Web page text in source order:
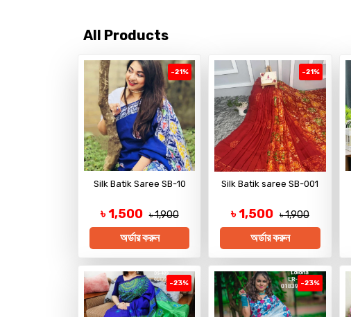
All Products
-21%
Silk Batik Saree SB-10
৳ 1,500 ৳ 1,900
অর্ডার করুন
-21%
Silk Batik saree SB-001
৳ 1,500 ৳ 1,900
অর্ডার করুন
-23% -23%